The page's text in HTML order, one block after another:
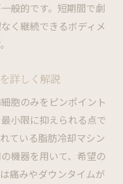
最新事情
ドと技術進化を解説
ステの違いを比較
やキャンペーン情
な口コミと評価
注目のサービスとは
持続力アップ
ケア方法と注意点
般的です。短期間で劇
く継続できるボディメ
詳しく解説
胞のみをピンポイント
小限に抑えられる点で
ている脂肪冷却マシン
機器を用いて、希望の
痛みやダウンタイムが